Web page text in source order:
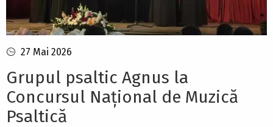
27 Mai 2026
Grupul psaltic Agnus la
Concursul Național de Muzică
Psaltică